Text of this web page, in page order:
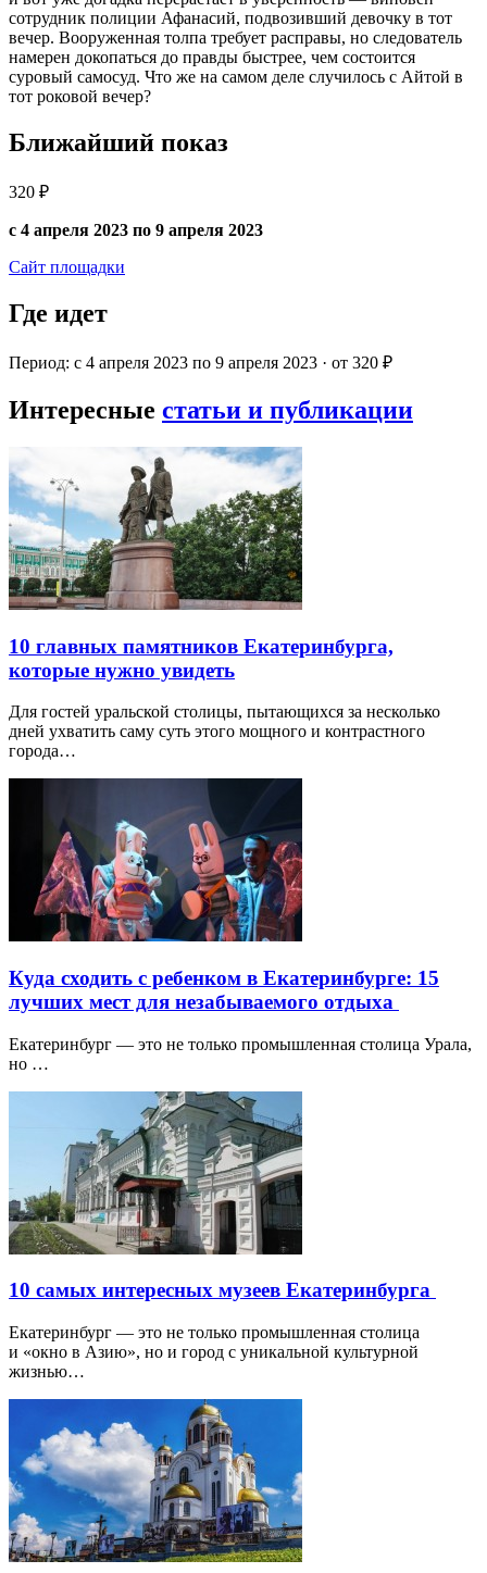
сотрудник полиции Афанасий, подвозивший девочку в тот
вечер. Вооруженная толпа требует расправы, но следователь
намерен докопаться до правды быстрее, чем состоится
суровый самосуд. Что же на самом деле случилось с Айтой в
тот роковой вечер?
Ближайший показ
320 ₽
с 4 апреля 2023 по 9 апреля 2023
Сайт площадки
Где идет
Период: с 4 апреля 2023 по 9 апреля 2023 · от 320 ₽
Интересные статьи и публикации
10 главных памятников Екатеринбурга,
которые нужно увидеть
Для гостей уральской столицы, пытающихся за несколько
дней ухватить саму суть этого мощного и контрастного
города…
Куда сходить с ребенком в Екатеринбурге: 15
лучших мест для незабываемого отдыха
Екатеринбург — это не только промышленная столица Урала,
но …
10 самых интересных музеев Екатеринбурга
Екатеринбург — это не только промышленная столица
и «окно в Азию», но и город с уникальной культурной
жизнью…